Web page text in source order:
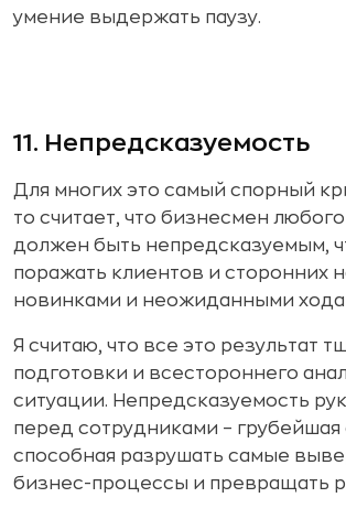
умение выдержать паузу.
11. Непредсказуемость
Для многих это самый спорный
то считает, что бизнесмен
должен быть непредсказуемым,
поражать клиентов и сторонних
новинками и неожиданными
Я считаю, что все это результат
подготовки и всестороннего
ситуации. Непредсказуемость
перед сотрудниками –
способная разрушать самые
бизнес-процессы и превращать